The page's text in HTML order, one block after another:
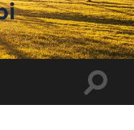
Toggle